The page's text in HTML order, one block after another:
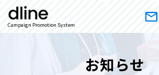
Campaign Promotion System
お知らせ